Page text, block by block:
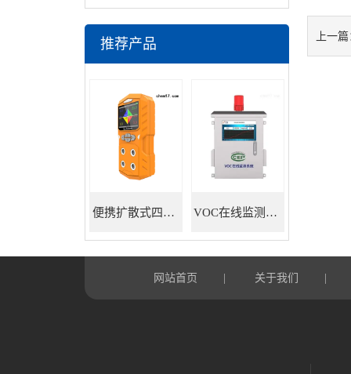
推荐产品
便携扩散式四合一气体检测仪 VOC在线监测系统
上一
网站首页 关于我们